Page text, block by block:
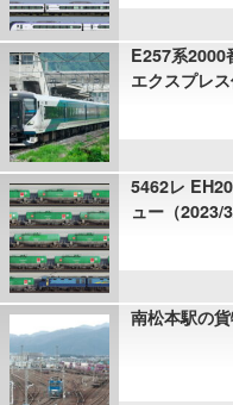
E257系2000
エクスプレ
5462レ
ュー（2023/
南松本駅の